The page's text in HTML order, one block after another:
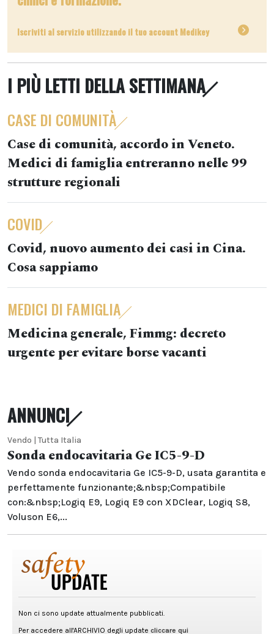
Iscriviti al servizio utilizzando il tuo account Medikey
I PIÙ LETTI DELLA SETTIMANA
CASE DI COMUNITÀ
Case di comunità, accordo in Veneto.
Medici di famiglia entreranno nelle 99
strutture regionali
COVID
Covid, nuovo aumento dei casi in Cina.
Cosa sappiamo
MEDICI DI FAMIGLIA
Medicina generale, Fimmg: decreto
urgente per evitare borse vacanti
ANNUNCI
Vendo | Tutta Italia
Sonda endocavitaria Ge IC5-9-D
Vendo sonda endocavitaria Ge IC5-9-D, usata garantita e
perfettamente funzionante;&nbsp;Compatibile
con:&nbsp;Logiq E9, Logiq E9 con XDClear, Logiq S8,
Voluson E6,...